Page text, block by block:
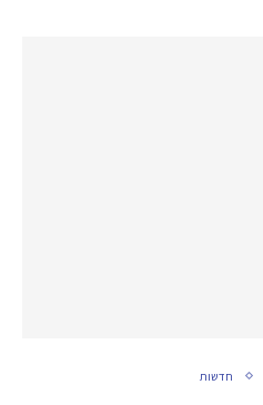
חדשות